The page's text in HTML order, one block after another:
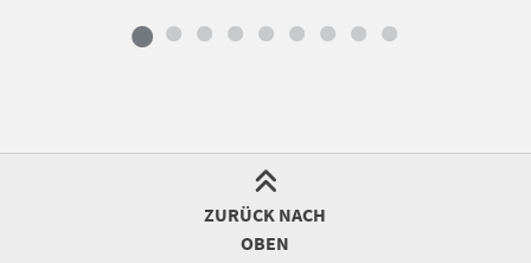
ZURÜCK NACH
OBEN